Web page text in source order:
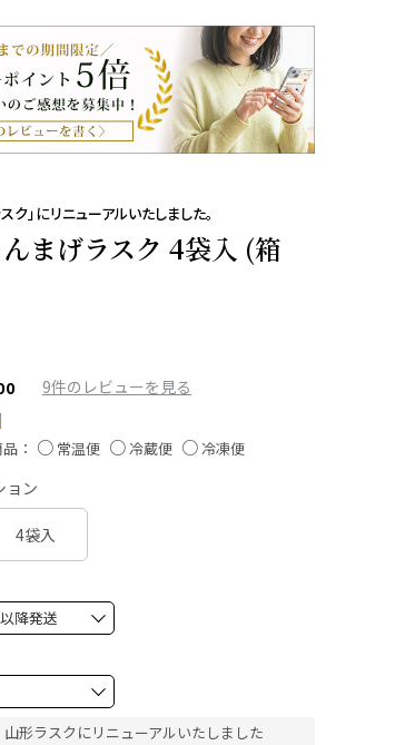
」にリニューアルいたしました。
まげラスク 4袋入 (箱
9
： 常温便 冷蔵便 冷凍便
ョン
4袋入
山形ラスクにリニューアルいたしました